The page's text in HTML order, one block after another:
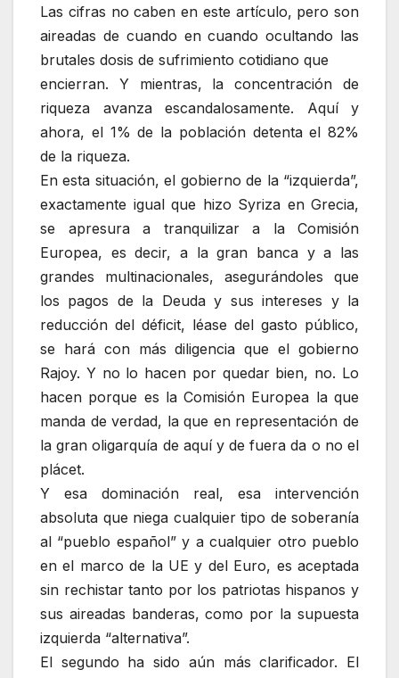
Las cifras no caben en este artículo, pero son
aireadas de cuando en cuando ocultando las
brutales dosis de sufrimiento cotidiano que
encierran. Y mientras, la concentración de
riqueza avanza escandalosamente. Aquí y
ahora, el 1% de la población detenta el 82%
de la riqueza.
En esta situación, el gobierno de la “izquierda”,
exactamente igual que hizo Syriza en Grecia,
se apresura a tranquilizar a la Comisión
Europea, es decir, a la gran banca y a las
grandes multinacionales, asegurándoles que
los pagos de la Deuda y sus intereses y la
reducción del déficit, léase del gasto público,
se hará con más diligencia que el gobierno
Rajoy. Y no lo hacen por quedar bien, no. Lo
hacen porque es la Comisión Europea la que
manda de verdad, la que en representación de
la gran oligarquía de aquí y de fuera da o no el
plácet.
Y esa dominación real, esa intervención
absoluta que niega cualquier tipo de soberanía
al “pueblo español” y a cualquier otro pueblo
en el marco de la UE y del Euro, es aceptada
sin rechistar tanto por los patriotas hispanos y
sus aireadas banderas, como por la supuesta
izquierda “alternativa”.
El segundo ha sido aún más clarificador. El